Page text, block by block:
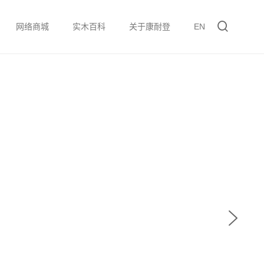
网络商城 实木百科 关于康耐登 EN